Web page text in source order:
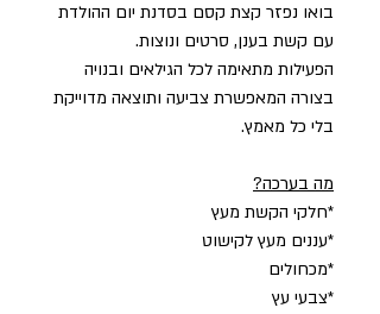
בואו נפזר קצת קסם בסדנת יום ההולדת
עם קשת בענן, סרטים ונוצות.
הפעילות מתאימה לכל הגילאים ובנויה
בצורה המאפשרת צביעה ותוצאה מדוייקת
בלי כל מאמץ.
מה בערכה?
*חלקי הקשת מעץ
*עננים מעץ לקישוט
*מכחולים
*צבעי עץ